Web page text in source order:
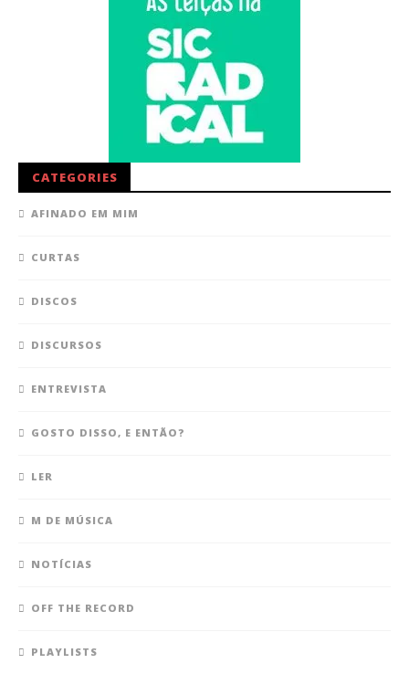
CATEGORIES
AFINADO EM MIM
CURTAS
DISCOS
DISCURSOS
ENTREVISTA
GOSTO DISSO, E ENTÃO?
LER
M DE MÚSICA
NOTÍCIAS
OFF THE RECORD
PLAYLISTS